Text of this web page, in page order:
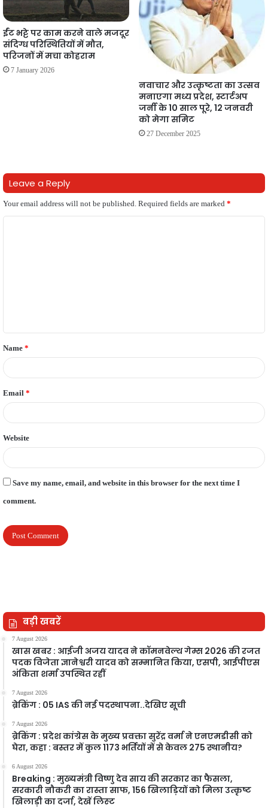
ईंट भट्टे पर काम करने वाले मजदूर
संदिग्ध परिस्थितियों में मौत,
परिजनों में मचा कोहराम
7 January 2026
नवाचार और उत्कृष्टता का उत्सव
मनाएगा मध्य प्रदेश, स्टार्टअप
जर्नी के 10 साल पूरे, 12 जनवरी
को मेगा समिट
27 December 2025
Leave a Reply
Your email address will not be published. Required fields are marked *
t
*
Name *
Email *
Website
Save my name, email, and website in this browser for the next time I
comment.
बड़ी खबरें
7 August 2026
खास खबर : आईजी अजय यादव ने कॉमनवेल्थ गेम्स 2026 की रजत
पदक विजेता ज्ञानेश्वरी यादव को सम्मानित किया, एसपी, आईपीएस
अंकिता शर्मा उपस्थित रहीं
7 August 2026
ब्रेकिंग : 05 IAS की नई पदस्थापना..देखिए सूची
7 August 2026
ब्रेकिंग : प्रदेश कांग्रेस के मुख्य प्रवक्ता सुरेंद्र वर्मा ने एनएमडीसी को
घेरा, कहा : बस्तर में कुल 1173 भर्तियों में से केवल 275 स्थानीय?
6 August 2026
Breaking : मुख्यमंत्री विष्णु देव साय की सरकार का फैसला,
सरकारी नौकरी का रास्ता साफ, 156 खिलाड़ियों को मिला उत्कृष्ट
खिलाड़ी का दर्जा, देखें लिस्‍ट